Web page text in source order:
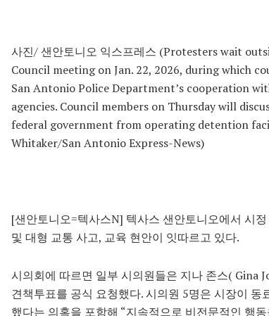
사진/ 샌안토니오 익스프레스 (Protesters wait
Council meeting on Jan. 22, 2026, during which
San Antonio Police Department’s cooperation
agencies. Council members on Thursday will
federal government from operating detention
Whitaker/San Antonio Express-News)
[샌안토니오=텍사스N] 텍사스 샌안토니오에서 시
및 대형 교통 사고, 교육 현안이 잇따르고 있다.
시의회에 따르면 일부 시의원들은 지나 존스( Gina
견책투표를 공식 요청했다. 시의원 5명은 시장이 동
했다는 의혹을 포함해 “지속적으로 비전문적인 행